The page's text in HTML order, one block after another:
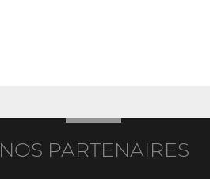
NOS PARTENAIRES